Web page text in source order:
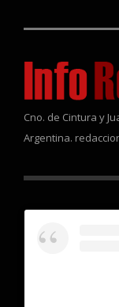
Cno. de Cintura y
Argentina.